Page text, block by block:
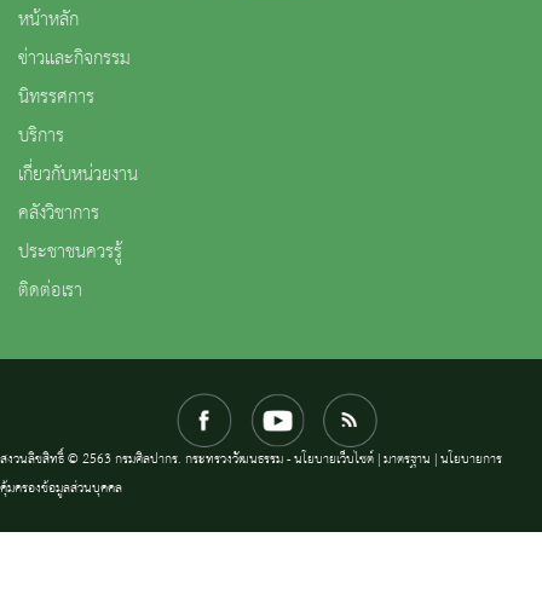
หน้าหลัก
ข่าวและกิจกรรม
นิทรรศการ
บริการ
เกี่ยวกับหน่วยงาน
คลังวิชาการ
ประชาชนควรรู้
ติดต่อเรา
สงวนลิขสิทธิ์ © 2563 กรมศิลปากร. กระทรวงวัฒนธรรม -นโยบายเว็บไซต์|มาตรฐาน |นโยบายการ
คุ้มครองข้อมูลส่วนบุคคล